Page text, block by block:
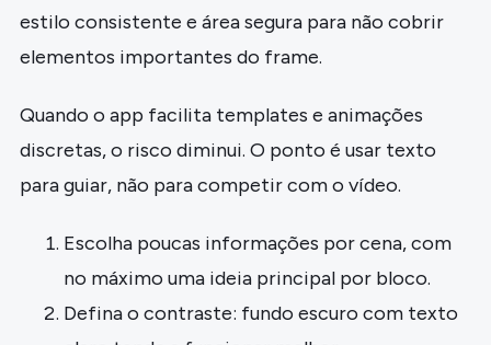
estilo consistente e área segura para não cobrir
elementos importantes do frame.
Quando o app facilita templates e animações
discretas, o risco diminui. O ponto é usar texto
para guiar, não para competir com o vídeo.
Escolha poucas informações por cena, com
no máximo uma ideia principal por bloco.
Defina o contraste: fundo escuro com texto